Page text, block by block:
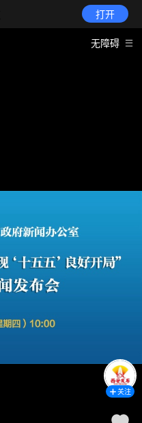
打开
无障碍
关注